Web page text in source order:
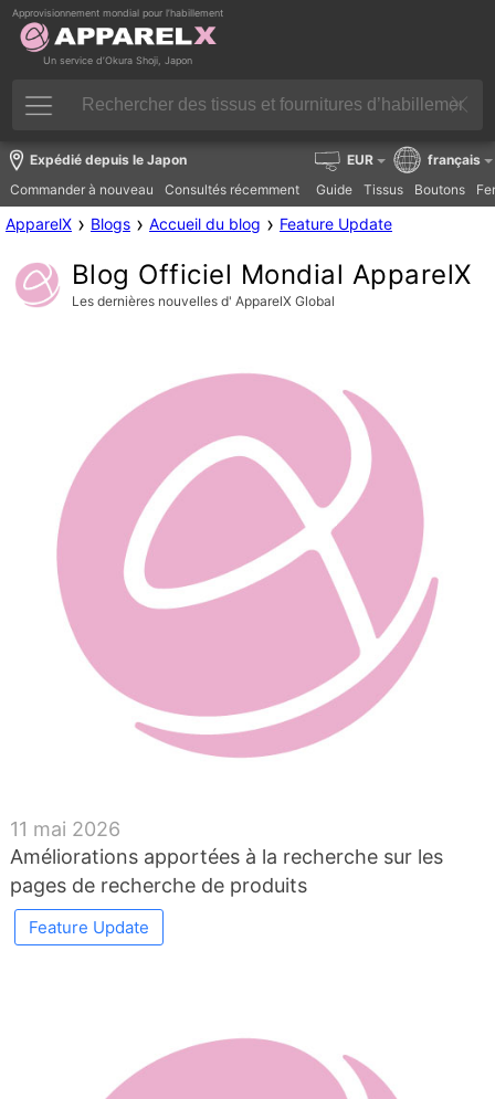
Approvisionnement mondial pour l’habillement
Un service d’Okura Shoji, Japon
Expédié depuis le Japon
Commander à nouveau
Consultés récemment Guide Tissus Boutons
EUR français
ApparelX › Blogs › Accueil du blog › Feature Update
Blog Officiel Mondial ApparelX
Les dernières nouvelles d' ApparelX Global
11 mai 2026
Améliorations apportées à la recherche sur les
pages de recherche de produits
Feature Update